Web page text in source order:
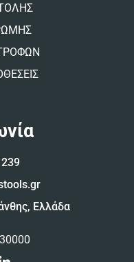
Ελλάδα